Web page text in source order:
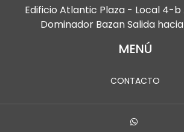
Edificio Atlantic Plaza - Local 4-b
Dominador Bazan Salida
MENÚ
CONTACTO